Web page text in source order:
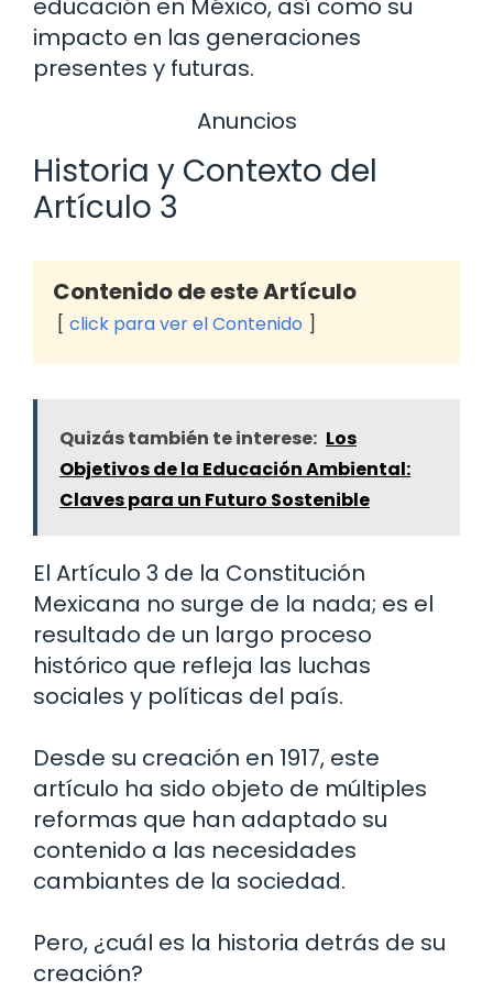
educación en México, así como su
impacto en las generaciones
presentes y futuras.
Anuncios
Historia y Contexto del
Artículo 3
Contenido de este Artículo
click para ver el Contenido
Quizás también te interese: Los
Objetivos de la Educación Ambiental:
Claves para un Futuro Sostenible
El Artículo 3 de la Constitución
Mexicana no surge de la nada; es el
resultado de un largo proceso
histórico que refleja las luchas
sociales y políticas del país.
Desde su creación en 1917, este
artículo ha sido objeto de múltiples
reformas que han adaptado su
contenido a las necesidades
cambiantes de la sociedad.
Pero, ¿cuál es la historia detrás de su
creación?